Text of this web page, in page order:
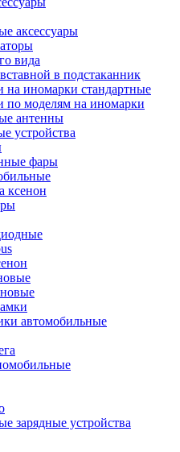
аксессуары
вида
в подстаканник
на иномарки стандартные
по моделям на иномарки
антенны
устройства
фары
ксенон
автомобильные
зарядные устройства